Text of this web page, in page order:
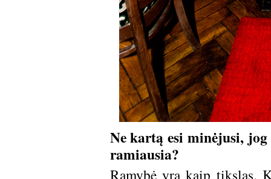
Ne kartą esi minėjusi, jog
ramiausia?
Ramybė yra kaip tikslas.